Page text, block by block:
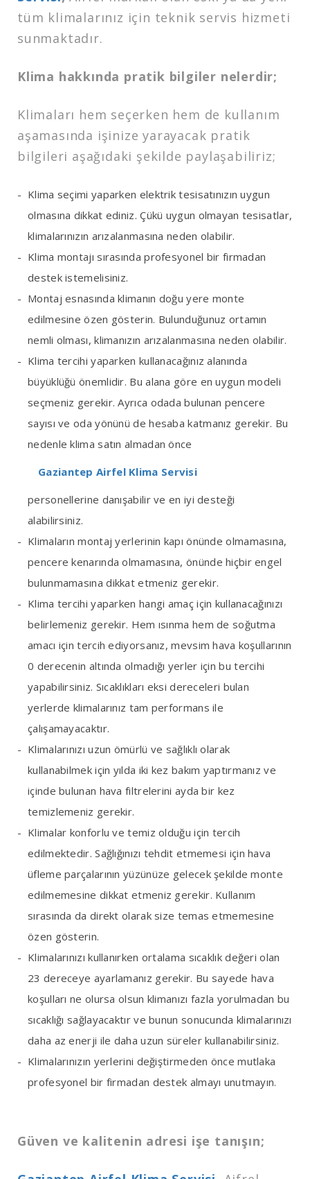
tüm klimalarınız için teknik servis hizmeti
sunmaktadır.
Klima hakkında pratik bilgiler nelerdir;
Klimaları hem seçerken hem de kullanım
aşamasında işinize yarayacak pratik
bilgileri aşağıdaki şekilde paylaşabiliriz;
Klima seçimi yaparken elektrik tesisatınızın uygun
olmasına dikkat ediniz. Çükü uygun olmayan tesisatlar,
klimalarınızın arızalanmasına neden olabilir.
Klima montajı sırasında profesyonel bir firmadan
destek istemelisiniz.
Montaj esnasında klimanın doğu yere monte
edilmesine özen gösterin. Bulunduğunuz ortamın
nemli olması, klimanızın arızalanmasına neden olabilir.
Klima tercihi yaparken kullanacağınız alanında
büyüklüğü önemlidir. Bu alana göre en uygun modeli
seçmeniz gerekir. Ayrıca odada bulunan pencere
sayısı ve oda yönünü de hesaba katmanız gerekir. Bu
nedenle klima satın almadan önce
Gaziantep Airfel Klima Servisi
personellerine danışabilir ve en iyi desteği
alabilirsiniz.
Klimaların montaj yerlerinin kapı önünde olmamasına,
pencere kenarında olmamasına, önünde hiçbir engel
bulunmamasına dikkat etmeniz gerekir.
Klima tercihi yaparken hangi amaç için kullanacağınızı
belirlemeniz gerekir. Hem ısınma hem de soğutma
amacı için tercih ediyorsanız, mevsim hava koşullarının
0 derecenin altında olmadığı yerler için bu tercihi
yapabilirsiniz. Sıcaklıkları eksi dereceleri bulan
yerlerde klimalarınız tam performans ile
çalışamayacaktır.
Klimalarınızı uzun ömürlü ve sağlıklı olarak
kullanabilmek için yılda iki kez bakım yaptırmanız ve
içinde bulunan hava filtrelerini ayda bir kez
temizlemeniz gerekir.
Klimalar konforlu ve temiz olduğu için tercih
edilmektedir. Sağlığınızı tehdit etmemesi için hava
üfleme parçalarının yüzünüze gelecek şekilde monte
edilmemesine dikkat etmeniz gerekir. Kullanım
sırasında da direkt olarak size temas etmemesine
özen gösterin.
Klimalarınızı kullanırken ortalama sıcaklık değeri olan
23 dereceye ayarlamanız gerekir. Bu sayede hava
koşulları ne olursa olsun klimanızı fazla yorulmadan bu
sıcaklığı sağlayacaktır ve bunun sonucunda klimalarınızı
daha az enerji ile daha uzun süreler kullanabilirsiniz.
Klimalarınızın yerlerini değiştirmeden önce mutlaka
profesyonel bir firmadan destek almayı unutmayın.
Güven ve kalitenin adresi işe tanışın;